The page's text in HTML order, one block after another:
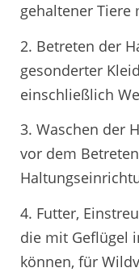
gehaltener Tiere
2. Betreten der
gesonderter
einschließlich
3. Waschen der
vor dem
4. Futter,
die mit Geflügel
können, für